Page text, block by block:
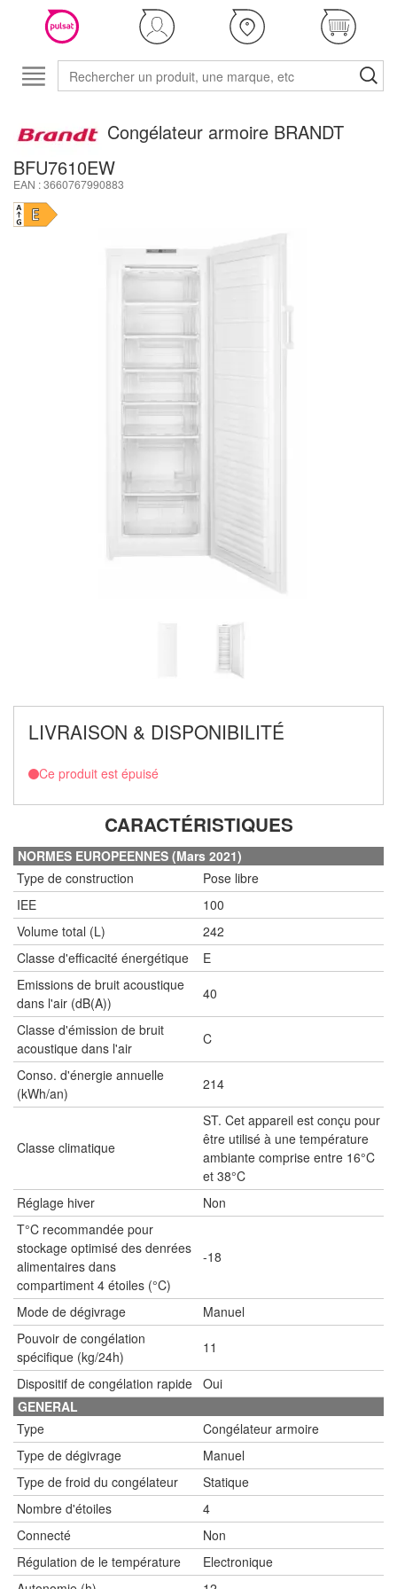
Congélateur armoire BRANDT
BFU7610EW
EAN : 3660767990883
LIVRAISON & DISPONIBILITÉ
Ce produit est épuisé
CARACTÉRISTIQUES
NORMES EUROPEENNES (Mars 2021)
Type de construction
Pose libre
IEE
100
Volume total (L)
242
Classe d'efficacité énergétique
E
Emissions de bruit acoustique
dans l'air (dB(A))
40
Classe d'émission de bruit
acoustique dans l'air
C
Conso. d'énergie annuelle
(kWh/an)
214
Classe climatique
ST. Cet appareil est conçu pour
être utilisé à une température
ambiante comprise entre 16°C
et 38°C
Réglage hiver
Non
T°C recommandée pour
stockage optimisé des denrées
alimentaires dans
compartiment 4 étoiles (°C)
-18
Mode de dégivrage
Manuel
Pouvoir de congélation
spécifique (kg/24h)
11
Dispositif de congélation rapide Oui
GENERAL
Type
Congélateur armoire
Type de dégivrage
Manuel
Type de froid du congélateur
Statique
Nombre d'étoiles
4
Connecté
Non
Régulation de le température
Electronique